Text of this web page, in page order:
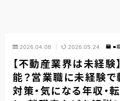
2026.04.08 2026.05.24 ■
【不動産業界は未経験
能？営業職に未経験
対策・気になる年収・